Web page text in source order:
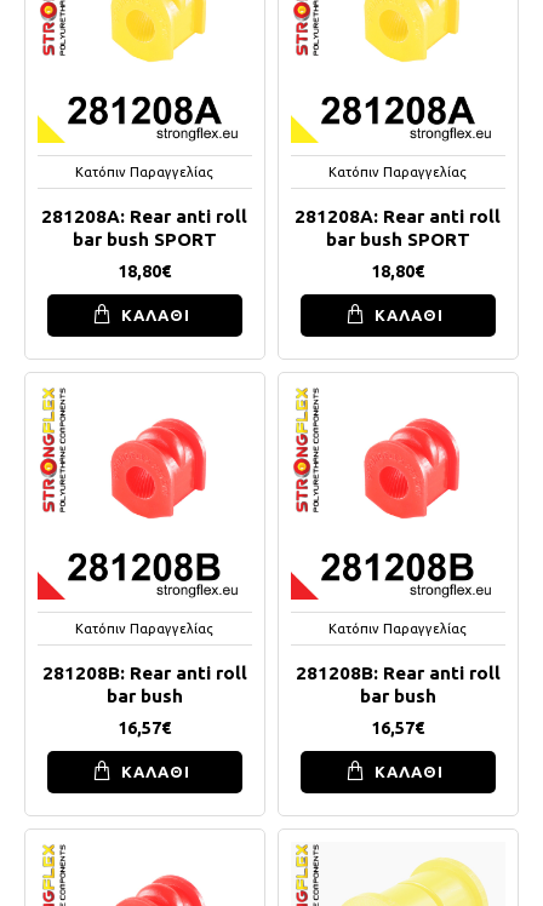
Κατόπιν Παραγγελίας
281208A: Rear anti roll
bar bush SPORT
18,80€
ΚΑΛΑΘΙ
Κατόπιν Παραγγελίας
281208A: Rear anti roll
bar bush SPORT
18,80€
ΚΑΛΑΘΙ
Κατόπιν Παραγγελίας
281208B: Rear anti roll
bar bush
16,57€
ΚΑΛΑΘΙ
Κατόπιν Παραγγελίας
281208B: Rear anti roll
bar bush
16,57€
ΚΑΛΑΘΙ